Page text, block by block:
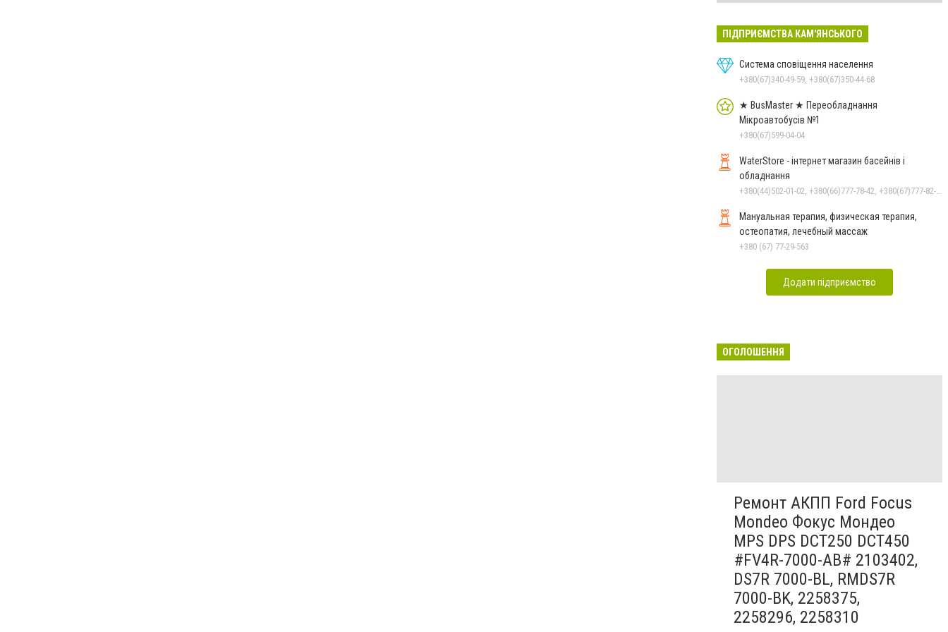
ПІДПРИЄМСТВА КАМ'ЯНСЬКОГО
Система сповіщення населення
+380(67)340-49-59, +380(67)350-44-68
★ BusMaster ★ Переобладнання
Мікроавтобусів №1
+380(67)599-04-04
WaterStore - інтернет магазин басейнів і
обладнання
Мануальная терапия, физическая терапия,
остеопатия, лечебный массаж
+380 (67) 77-29-563
Додати підприємство
ОГОЛОШЕННЯ
Ремонт АКПП Ford Focus
Mondeo Фокус Мондео
MPS DPS DCT250 DCT450
#FV4R-7000-AB# 2103402,
DS7R 7000-BL, RMDS7R
7000-BK, 2258375,
2258296, 2258310